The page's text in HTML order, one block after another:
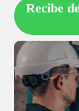
Recibe